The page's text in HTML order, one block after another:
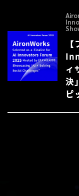
ィ
決
ピ